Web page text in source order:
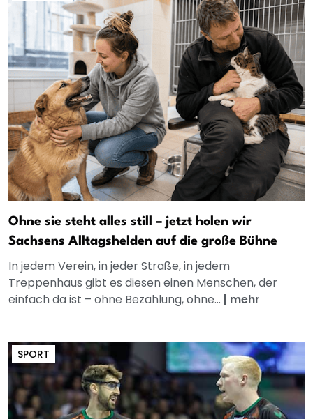
Ohne sie steht alles still – jetzt holen wir
Sachsens Alltagshelden auf die große Bühne
In jedem Verein, in jeder Straße, in jedem
Treppenhaus gibt es diesen einen Menschen, der
einfach da ist – ohne Bezahlung, ohne... | mehr
SPORT